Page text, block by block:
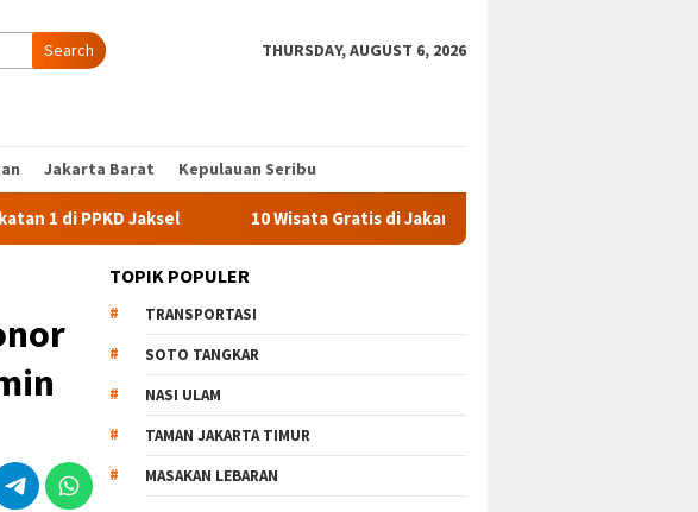
Search THURSDAY, AUGUST 6, 2026
Jakarta Barat Kepulauan Seribu
Jaksel 10 Wisata Gratis di Jakarta Timur Terbaru & Paling Hits
TOPIK POPULER
TRANSPORTASI
SOTO TANGKAR
NASI ULAM
TAMAN JAKARTA TIMUR
MASAKAN LEBARAN